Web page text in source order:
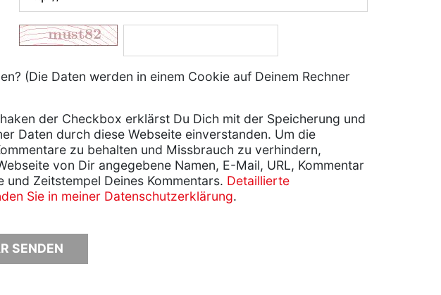
(Die Daten werden in einem Cookie auf Deinem Rechner
der Checkbox erklärst Du Dich mit der Speicherung und
Daten durch diese Webseite einverstanden. Um die
zu behalten und Missbrauch zu verhindern,
von Dir angegebene Namen, E-Mail, URL, Kommentar
und Zeitstempel Deines Kommentars. Detaillierte
Sie in meiner Datenschutzerklärung.